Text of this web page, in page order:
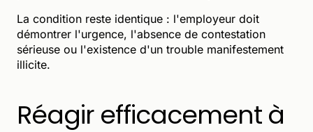
La condition reste identique : l'employeur doit
démontrer l'urgence, l'absence de contestation
sérieuse ou l'existence d'un trouble manifestement
illicite.
Réagir efficacement à